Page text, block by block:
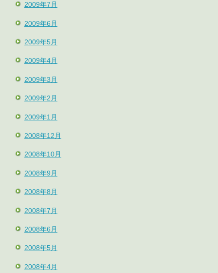
2009年7月
2009年6月
2009年5月
2009年4月
2009年3月
2009年2月
2009年1月
2008年12月
2008年10月
2008年9月
2008年8月
2008年7月
2008年6月
2008年5月
2008年4月